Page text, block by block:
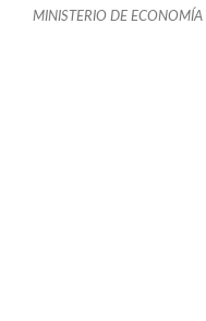
MINISTERIO DE ECONOMÍA